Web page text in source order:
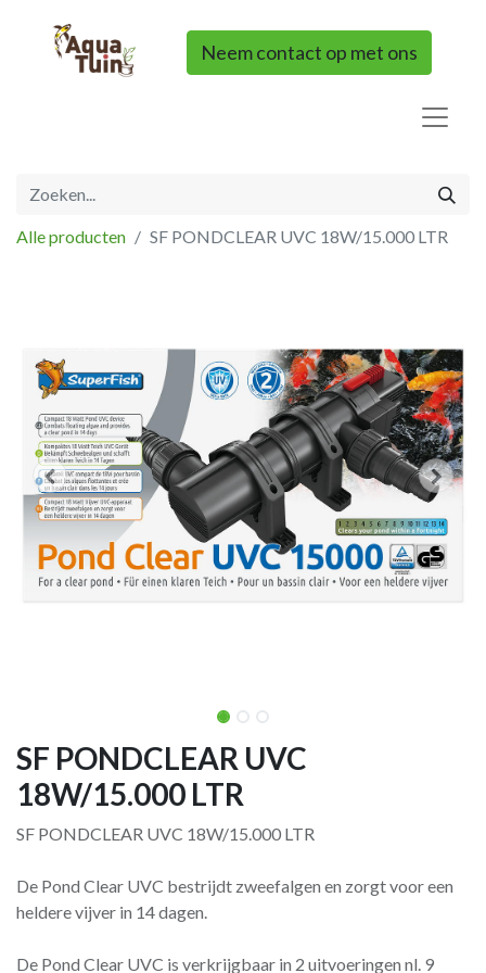
Neem contact op met ons
Alle producten SF PONDCLEAR UVC 18W/15.000 LTR
SF PONDCLEAR UVC
18W/15.000 LTR
SF PONDCLEAR UVC 18W/15.000 LTR
De Pond Clear UVC bestrijdt zweefalgen en zorgt voor een
heldere vijver in 14 dagen.
De Pond Clear UVC is verkrijgbaar in 2 uitvoeringen nl. 9